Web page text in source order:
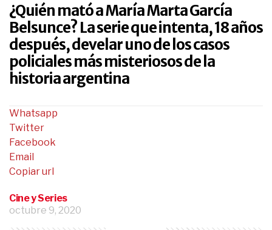
¿Quién mató a María Marta García
Belsunce? La serie que intenta, 18 años
después, develar uno de los casos
policiales más misteriosos de la
historia argentina
Cine y Series
octubre 9, 2020
Whatsapp
Twitter
Facebook
Email
Copiar url